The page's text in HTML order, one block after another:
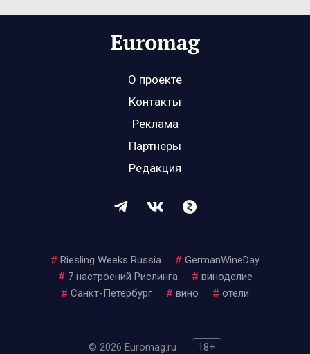
О проекте
Контакты
Реклама
Партнеры
Редакция
# Riesling Weeks Russia # GermanWineDay
# 7 настроений Рислинга # виноделие
# Санкт-Петербург # вино # отели
© 2026 Euromag.ru 18+